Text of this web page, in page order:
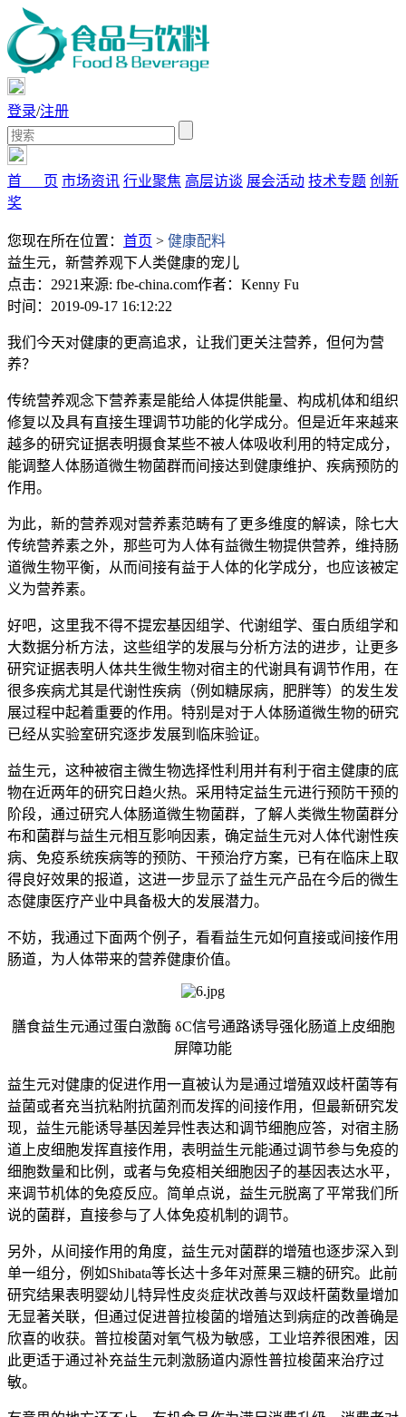
登录/注册
首 页 市场资讯 行业聚焦 高层访谈 展会活动 技术专题 创新
奖
您现在所在位置： 首页 > 健康配料
益生元，新营养观下人类健康的宠儿
点击：2921 来源: fbe-china.com作者：Kenny Fu
时间：2019-09-17 16:12:22
我们今天对健康的更高追求，让我们更关注营养，但何为营
养？
传统营养观念下营养素是能给人体提供能量、构成机体和组织
修复以及具有直接生理调节功能的化学成分。但是近年来越来
越多的研究证据表明摄食某些不被人体吸收利用的特定成分，
能调整人体肠道微生物菌群而间接达到健康维护、疾病预防的
作用。
为此，新的营养观对营养素范畴有了更多维度的解读，除七大
传统营养素之外，那些可为人体有益微生物提供营养，维持肠
道微生物平衡，从而间接有益于人体的化学成分，也应该被定
义为营养素。
好吧，这里我不得不提宏基因组学、代谢组学、蛋白质组学和
大数据分析方法，这些组学的发展与分析方法的进步，让更多
研究证据表明人体共生微生物对宿主的代谢具有调节作用，在
很多疾病尤其是代谢性疾病（例如糖尿病，肥胖等）的发生发
展过程中起着重要的作用。特别是对于人体肠道微生物的研究
已经从实验室研究逐步发展到临床验证。
益生元，这种被宿主微生物选择性利用并有利于宿主健康的底
物在近两年的研究日趋火热。采用特定益生元进行预防干预的
阶段，通过研究人体肠道微生物菌群，了解人类微生物菌群分
布和菌群与益生元相互影响因素，确定益生元对人体代谢性疾
病、免疫系统疾病等的预防、干预治疗方案，已有在临床上取
得良好效果的报道，这进一步显示了益生元产品在今后的微生
态健康医疗产业中具备极大的发展潜力。
不妨，我通过下面两个例子，看看益生元如何直接或间接作用
肠道，为人体带来的营养健康价值。
膳食益生元通过蛋白激酶 δC信号通路诱导强化肠道上皮细胞
屏障功能
益生元对健康的促进作用一直被认为是通过增殖双歧杆菌等有
益菌或者充当抗粘附抗菌剂而发挥的间接作用，但最新研究发
现，益生元能诱导基因差异性表达和调节细胞应答，对宿主肠
道上皮细胞发挥直接作用，表明益生元能通过调节参与免疫的
细胞数量和比例，或者与免疫相关细胞因子的基因表达水平，
来调节机体的免疫反应。简单点说，益生元脱离了平常我们所
说的菌群，直接参与了人体免疫机制的调节。
另外，从间接作用的角度，益生元对菌群的增殖也逐步深入到
单一组分，例如Shibata等长达十多年对蔗果三糖的研究。此前
研究结果表明婴幼儿特异性皮炎症状改善与双歧杆菌数量增加
无显著关联，但通过促进普拉梭菌的增殖达到病症的改善确是
欣喜的收获。普拉梭菌对氧气极为敏感，工业培养很困难，因
此更适于通过补充益生元刺激肠道内源性普拉梭菌来治疗过
敏。